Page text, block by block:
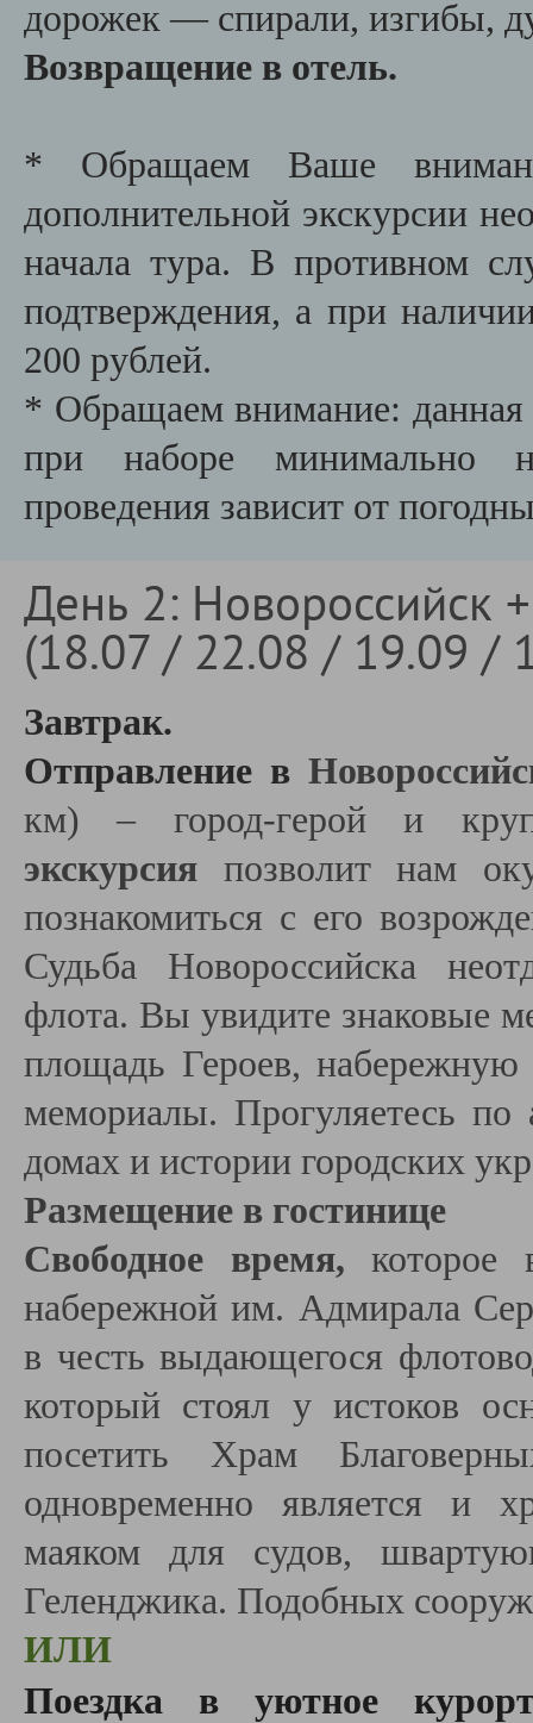
дорожек — спирали, изгибы,
Возвращение в отель.
* Обращаем Ваше
дополнительной экскурсии
начала тура. В противном
подтверждения, а при
200 рублей.
* Обращаем внимание: данная
при наборе минимально
проведения зависит от
День 2: Новороссийск
(18.07 / 22.08 / 19.09 /
Завтрак.
Отправление в
км)– город-герой и
экскурсия
позволит нам
познакомиться с его
Судьба Новороссийска
флота. Вы увидите знаковые
площадь Героев, набережную
мемориалы. Прогуляетесь
домах и истории городских
Размещение в гостинице
Свободное время,
которое
набережной им. Адмирала
в честь выдающегося
который стоял у истоков
посетить Храм
одновременно является и
маяком для судов,
Геленджика. Подобных
ИЛИ
Поездка в уютное